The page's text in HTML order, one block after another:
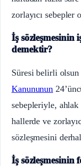
zorlayıcı sebepler
İş sözleşmesinin
demektir?
Süresi belirli olsun
Kanununun
sebepleriyle,
hallerde ve
sözleşmesini
İş sözleşmesinin